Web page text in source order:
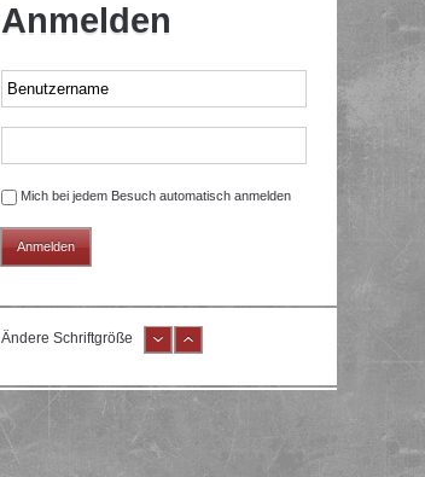
Anmelden
Mich bei jedem Besuch automatisch anmelden
Ändere Schriftgröße